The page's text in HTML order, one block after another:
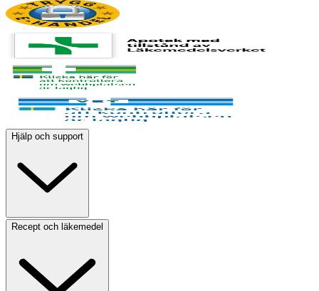
Hjälp och support
Recept och läkemedel